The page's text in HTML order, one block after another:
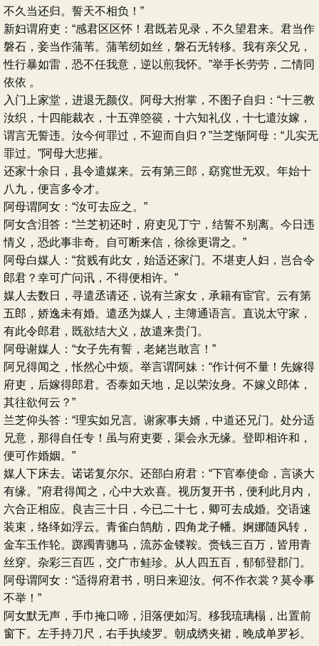
不久当还归。誓天不相负！”
新妇谓府吏：“感君区区怀！君既若见录，不久望君来。君当作
磐石，妾当作蒲苇。蒲苇纫如丝，磐石无转移。我有亲父兄，
性行暴如雷，恐不任我意，逆以煎我怀。”举手长劳劳，二情同
依依 。
入门上家堂，进退无颜仪。阿母大拊掌，不图子自归：“十三教
汝织，十四能裁衣，十五弹箜篌，十六知礼仪，十七遣汝嫁，
谓言无誓违。汝今何罪过，不迎而自归？”兰芝惭阿母：“儿实无
罪过。”阿母大悲摧。
还家十余日，县令遣媒来。云有第三郎，窈窕世无双。年始十
八九，便言多令才。
阿母谓阿女：“汝可去应之。”
阿女含泪答：“兰芝初还时，府吏见丁宁，结誓不别离。今日违
情义，恐此事非奇。自可断来信，徐徐更谓之。”
阿母白媒人：“贫贱有此女，始适还家门。不堪吏人妇，岂合令
郎君？幸可广问讯，不得便相许。”
媒人去数日，寻遣丞请还，说有兰家女，承籍有宦官。云有第
五郎，娇逸未有婚。遣丞为媒人，主簿通语言。直说太守家，
有此令郎君，既欲结大义，故遣来贵门。
阿母谢媒人：“女子先有誓，老姥岂敢言！”
阿兄得闻之，怅然心中烦。举言谓阿妹：“作计何不量！先嫁得
府吏，后嫁得郎君。否泰如天地，足以荣汝身。不嫁义郎体，
其往欲何云？”
兰芝仰头答：“理实如兄言。谢家事夫婿，中道还兄门。处分适
兄意，那得自任专！虽与府吏要，渠会永无缘。登即相许和，
便可作婚姻。”
媒人下床去。诺诺复尔尔。还部白府君：“下官奉使命，言谈大
有缘。”府君得闻之，心中大欢喜。视历复开书，便利此月内，
六合正相应。良吉三十日，今已二十七，卿可去成婚。交语速
装束，络绎如浮云。青雀白鹄舫，四角龙子幡。婀娜随风转，
金车玉作轮。踯躅青骢马，流苏金镂鞍。赍钱三百万，皆用青
丝穿。杂彩三百匹，交广市鲑珍。从人四五百，郁郁登郡门。
阿母谓阿女：“适得府君书，明日来迎汝。何不作衣裳？莫令事
不举！”
阿女默无声，手巾掩口啼，泪落便如泻。移我琉璃榻，出置前
窗下。左手持刀尺，右手执绫罗。朝成绣夹裙，晚成单罗衫。